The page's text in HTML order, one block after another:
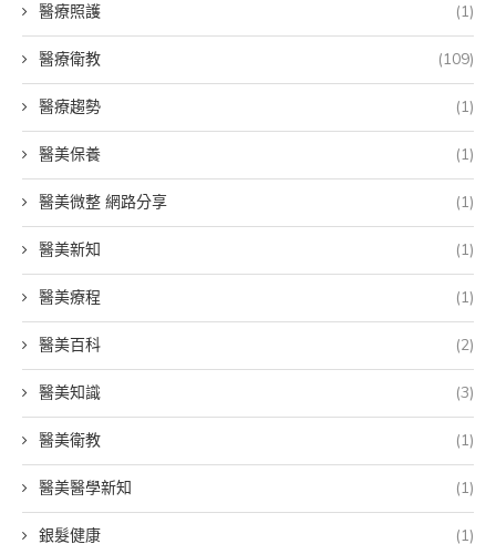
醫療照護 (1)
醫療衛教 (109)
醫療趨勢 (1)
醫美保養 (1)
醫美微整 網路分享 (1)
醫美新知 (1)
醫美療程 (1)
醫美百科 (2)
醫美知識 (3)
醫美衛教 (1)
醫美醫學新知 (1)
銀髮健康 (1)